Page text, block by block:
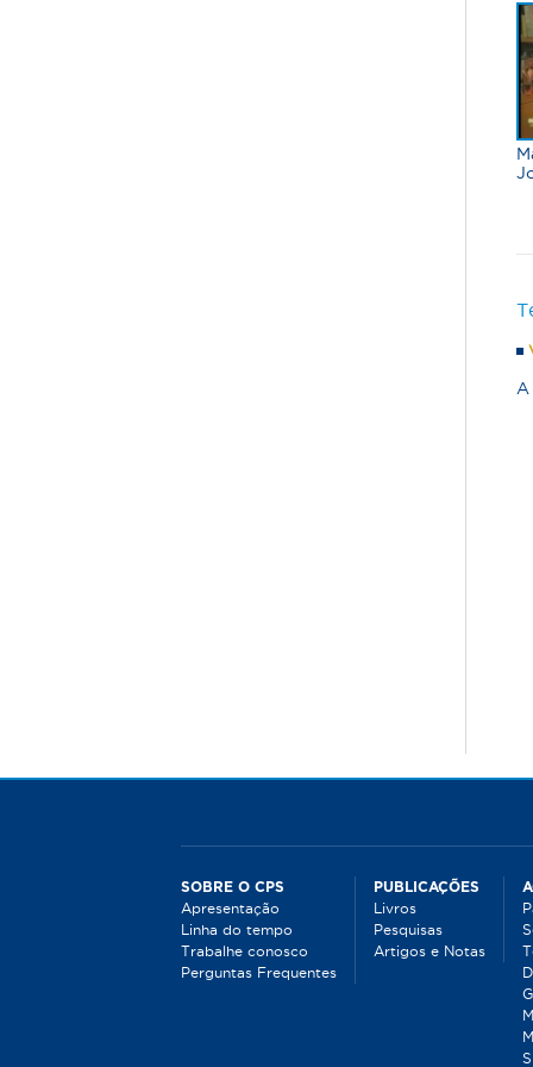
A
SOBRE O CPS
Apresentação
Linha do tempo
Trabalhe conosco
Perguntas Frequentes
PUBLICAÇÕES
Livros
Pesquisas
Artigos e Notas